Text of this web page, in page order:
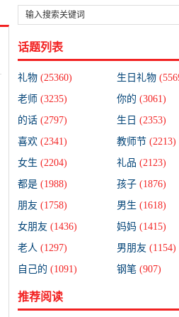
话题列表
礼物 (25360) 生日礼物
老师 (3235) 你的 (3061)
的话 (2797) 生日 (2353)
喜欢 (2341) 教师节 (2213)
女生 (2204) 礼品 (2123)
都是 (1988) 孩子 (1876)
朋友 (1758) 男生 (1618)
女朋友 (1436) 妈妈 (1415)
老人 (1297) 男朋友 (1154)
自己的 (1091) 钢笔 (907)
推荐阅读